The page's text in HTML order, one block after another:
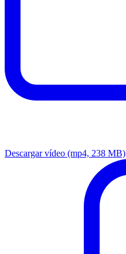
Descargar vídeo (mp4, 238 MB)